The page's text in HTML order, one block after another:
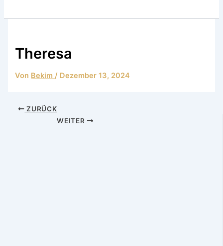
Theresa
Von Bekim/ Dezember 13, 2024
ZURÜCK
WEITER